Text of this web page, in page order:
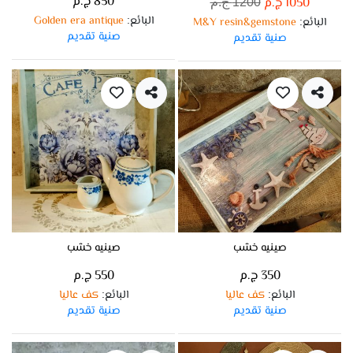
البائع:
M&Y resin&gemstone
صنية تقديم
البائع:
Golden era antique
صنية تقديم
صينيه خشب
350 ج.م
البائع:كف عاليا
صنية تقديم
صينيه خشب
550 ج.م
البائع:كف عاليا
صنية تقديم